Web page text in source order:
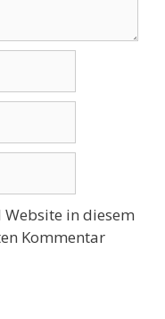
in diesem
Kommentar